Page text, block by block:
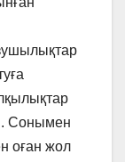
Сонымен
оған жол